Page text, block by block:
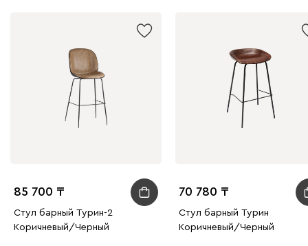
85 700
Стул барный Турин-2
Коричневый/Черный
70 780
Стул барный Турин
Коричневый/Черный